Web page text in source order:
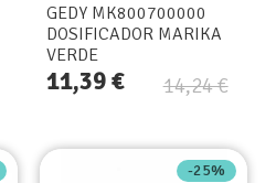
GEDY MK800700000
DOSIFICADOR MARIKA
VERDE
14,24 €
11,39 €
-25%